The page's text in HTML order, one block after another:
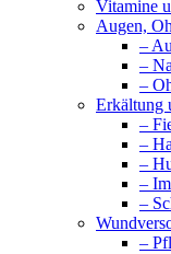
Vitamine
Augen,
–
–
–
Erkältung
–
–
–
–
–
–